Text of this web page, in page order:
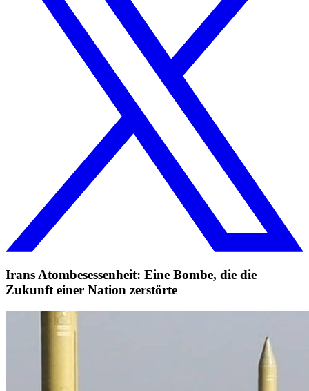
Irans Atombesessenheit: Eine Bombe, die die
Zukunft einer Nation zerstörte